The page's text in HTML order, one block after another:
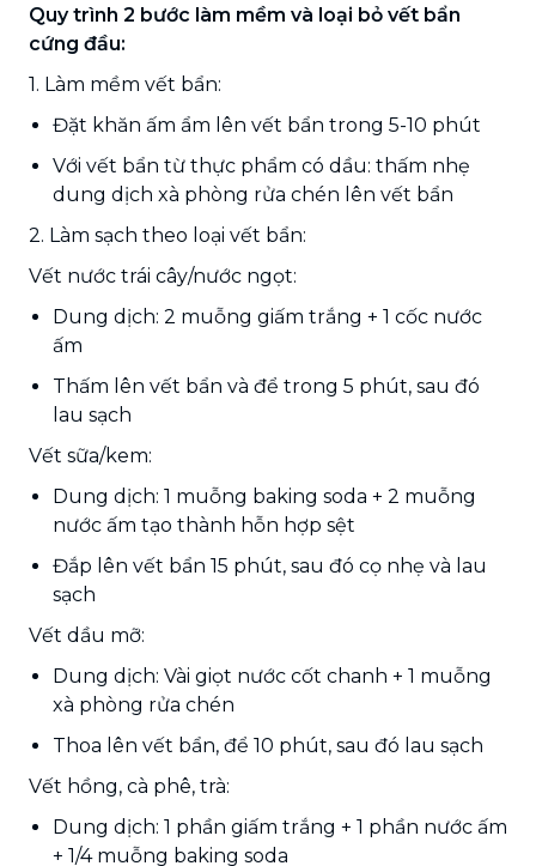
Quy trình 2 bước làm mềm và loại bỏ vết bẩn
cứng đầu:
1. Làm mềm vết bẩn:
Đặt khăn ấm ẩm lên vết bẩn trong 5-10 phút
Với vết bẩn từ thực phẩm có dầu: thấm nhẹ
dung dịch xà phòng rửa chén lên vết bẩn
2. Làm sạch theo loại vết bẩn:
Vết nước trái cây/nước ngọt:
Dung dịch: 2 muỗng giấm trắng + 1 cốc nước
ấm
Thấm lên vết bẩn và để trong 5 phút, sau đó
lau sạch
Vết sữa/kem:
Dung dịch: 1 muỗng baking soda + 2 muỗng
nước ấm tạo thành hỗn hợp sệt
Đắp lên vết bẩn 15 phút, sau đó cọ nhẹ và lau
sạch
Vết dầu mỡ:
Dung dịch: Vài giọt nước cốt chanh + 1 muỗng
xà phòng rửa chén
Thoa lên vết bẩn, để 10 phút, sau đó lau sạch
Vết hồng, cà phê, trà:
Dung dịch: 1 phần giấm trắng + 1 phần nước ấm
+ 1/4 muỗng baking soda